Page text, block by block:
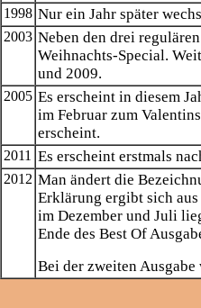
1998 Nur ein Jahr später
2003 Neben den drei
Weihnachts-Special.
und 2009.
2005 Es erscheint in diesem
im Februar zum
erscheint.
2011 Es erscheint erstmals
2012 Man ändert die
Erklärung ergibt sich
im Dezember und Juli
Ende des Best Of
Bei der zweiten